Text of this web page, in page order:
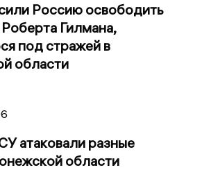
Россию освободить
Гилмана,
под стражей в
области
атаковали разные
области